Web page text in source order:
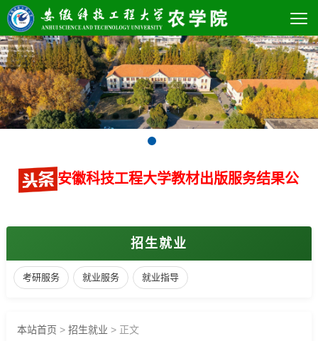
安徽科技工程大学教材出版服务结果公
招生就业
考研服务 就业服务 就业指导
本站首页 > 招生就业 > 正文